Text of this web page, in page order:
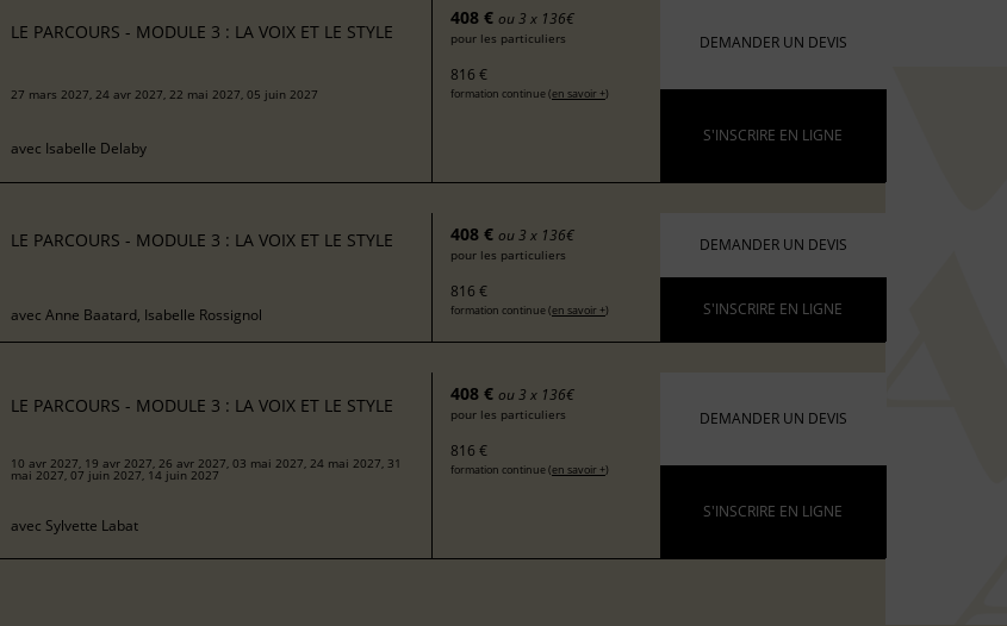
LE PARCOURS - MODULE 3 : LA VOIX ET LE STYLE
27 mars 2027, 24 avr 2027, 22 mai 2027, 05 juin 2027
avec Isabelle Delaby
408 € ou 3 x 136€
pour les particuliers
816 €
formation continue (en savoir +)
DEMANDER UN DEVIS
S'INSCRIRE EN LIGNE
LE PARCOURS - MODULE 3 : LA VOIX ET LE STYLE
avec Anne Baatard, Isabelle Rossignol
408 € ou 3 x 136€
pour les particuliers
816 €
formation continue (en savoir +)
DEMANDER UN DEVIS
S'INSCRIRE EN LIGNE
LE PARCOURS - MODULE 3 : LA VOIX ET LE STYLE
10 avr 2027, 19 avr 2027, 26 avr 2027, 03 mai 2027, 24 mai 2027, 31
mai 2027, 07 juin 2027, 14 juin 2027
avec Sylvette Labat
408 € ou 3 x 136€
pour les particuliers
816 €
formation continue (en savoir +)
DEMANDER UN DEVIS
S'INSCRIRE EN LIGNE